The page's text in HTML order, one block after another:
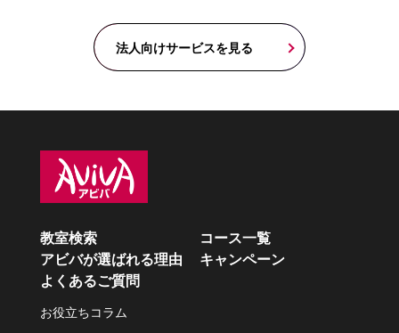
法人向けサービスを見る
教室検索
コース一覧
アビバが選ばれる理由
キャンペーン
よくあるご質問
お役立ちコラム